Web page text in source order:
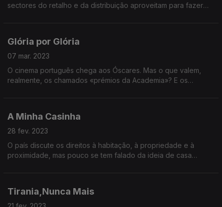
sectores do retalho e da distribuição aproveitam para fazer
Glória por Glória
07 mar. 2023
O cinema português chega aos Óscares. Mas o que valem,
realmente, os chamados «prémios da Academia»? E os
A Minha Casinha
28 fev. 2023
O país discute os direitos à habitação, à propriedade e à
proximidade, mas pouco se tem falado da ideia de casa
Tirania,Nunca Mais